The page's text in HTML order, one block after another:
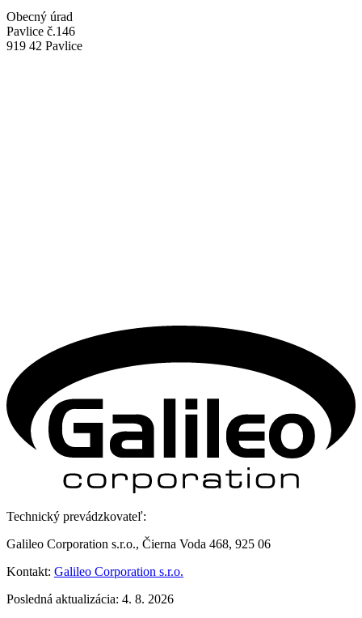
Obecný úrad
Pavlice č.146
919 42 Pavlice
Technický prevádzkovateľ:
Galileo Corporation s.r.o., Čierna Voda 468, 925 06
Kontakt: Galileo Corporation s.r.o.
Posledná aktualizácia: 4. 8. 2026